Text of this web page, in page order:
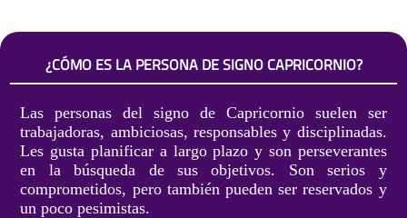
¿CÓMO ES LA PERSONA DE SIGNO CAPRICORNIO?
Las personas del signo de Capricornio suelen ser
trabajadoras, ambiciosas, responsables y disciplinadas.
Les gusta planificar a largo plazo y son perseverantes
en la búsqueda de sus objetivos. Son serios y
comprometidos, pero también pueden ser reservados y
un poco pesimistas.